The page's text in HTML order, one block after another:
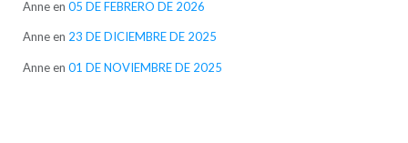
Anneen 05 DE FEBRERO DE 2026
Anneen 23 DE DICIEMBRE DE 2025
Anneen 01 DE NOVIEMBRE DE 2025